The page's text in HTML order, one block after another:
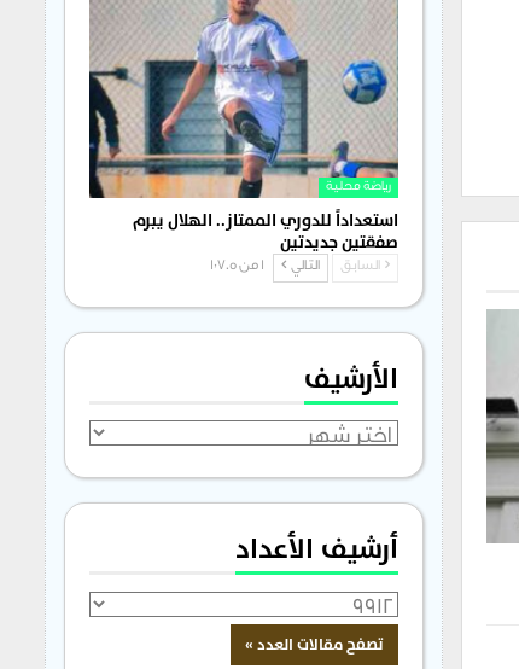
رياضة محلية
استعداداً للدوري الممتاز.. الهلال يبرم
صفقتين جديدتين
السابق التالي 1 من 1٬705
الأرشيف
الأرشيف
أرشيف الأعداد